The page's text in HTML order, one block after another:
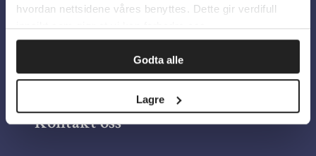
hvordan nettsidene våres benyttes. Dette gir verdifull
innsikt som gjør at vi kan forbedre oss.
Godta alle
Lagre
Tilgjengelighetserklæring
Information in English
Bilder fra Colourbox.com
Kontakt oss